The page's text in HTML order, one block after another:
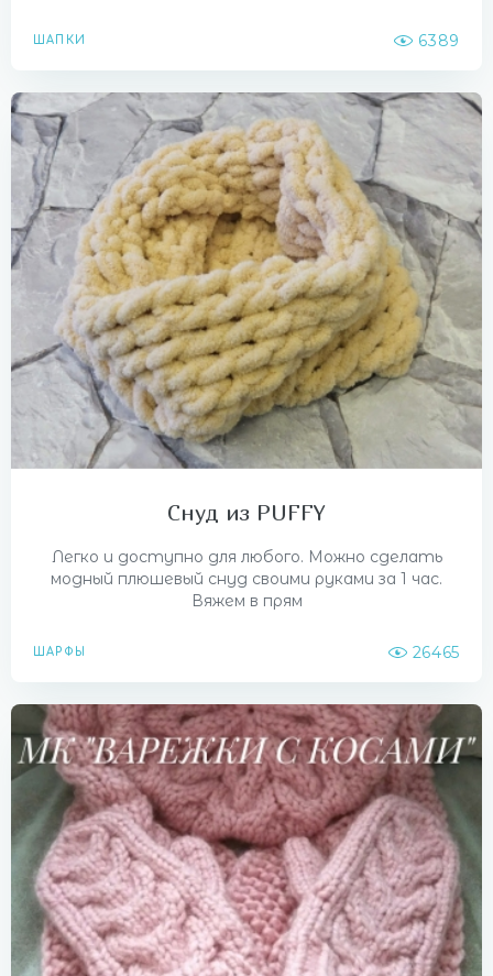
ШАПКИ 6389
Снуд из PUFFY
Легко и доступно для любого. Можно сделать
модный плюшевый снуд своими руками за 1 час.
Вяжем в прям
ШАРФЫ 26465